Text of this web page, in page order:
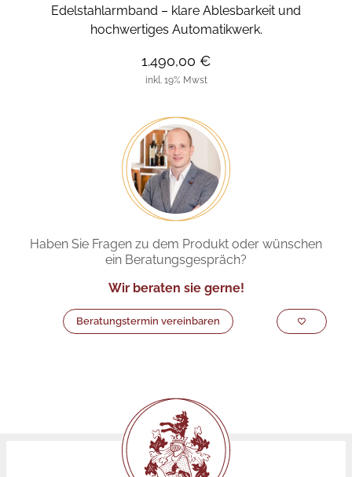
Edelstahlarmband – klare Ablesbarkeit und
hochwertiges Automatikwerk.
1.490,00 €
inkl. 19% Mwst
Haben Sie Fragen zu dem Produkt oder wünschen
ein Beratungsgespräch?
Wir beraten sie gerne!
Beratungstermin vereinbaren